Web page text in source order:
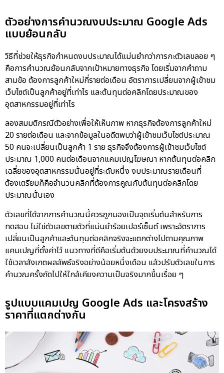
ตัวอย่างการคำนวณงบประมาณ Google Ads
แบบย้อนกลับ
วิธีที่ช่วยให้ธุรกิจกำหนดงบประมาณได้แม่นยำกว่าการกะตัวเลขลอย ๆ
คือการคำนวณย้อนกลับจากเป้าหมายทางธุรกิจ โดยเริ่มจากคำถาม
สามข้อ ต้องการลูกค้าใหม่กี่รายต่อเดือน อัตราการเปลี่ยนจากผู้เข้าชม
เว็บไซต์เป็นลูกค้าอยู่ที่เท่าไร และต้นทุนต่อคลิกโดยประมาณของ
อุตสาหกรรมอยู่ที่เท่าไร
ลองสมมติกรณีตัวอย่างเพื่อให้เห็นภาพ หากธุรกิจต้องการลูกค้าใหม่
20 รายต่อเดือน และจากข้อมูลในอดีตพบว่าผู้เข้าชมเว็บไซต์ประมาณ
50 คนจะเปลี่ยนเป็นลูกค้า 1 ราย ธุรกิจจึงต้องการผู้เข้าชมเว็บไซต์
ประมาณ 1,000 คนต่อเดือนจากแคมเปญโฆษณา หากต้นทุนต่อคลิก
เฉลี่ยของอุตสาหกรรมนั้นอยู่ที่ระดับหนึ่ง งบประมาณรายเดือนที่
ต้องเตรียมก็คือจำนวนคลิกที่ต้องการคูณกับต้นทุนต่อคลิกโดย
ประมาณนั้นเอง
ตัวเลขที่ได้จากการคำนวณนี้ควรถูกมองเป็นจุดเริ่มต้นสำหรับการ
ทดสอบ ไม่ใช่ตัวเลขตายตัวที่แม่นยำร้อยเปอร์เซ็นต์ เพราะอัตราการ
เปลี่ยนเป็นลูกค้าและต้นทุนต่อคลิกจริงจะแตกต่างไปตามคุณภาพ
แคมเปญที่ตั้งค่าไว้ แนวทางที่ดีคือเริ่มต้นด้วยงบประมาณที่คำนวณได้
ใช้เวลาสังเกตผลลัพธ์จริงอย่างน้อยหนึ่งเดือน แล้วปรับตัวเลขในการ
คำนวณครั้งถัดไปให้ใกล้เคียงความเป็นจริงมากขึ้นเรื่อย ๆ
รูปแบบแคมเปญ Google Ads และโครงสร้าง
ราคาที่แตกต่างกัน